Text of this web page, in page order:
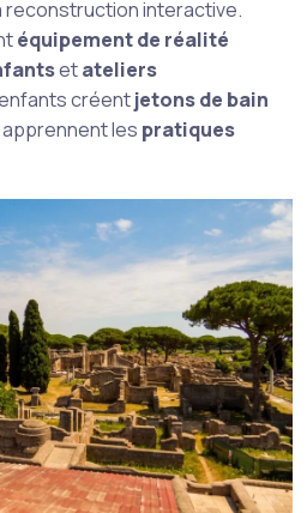
reconstruction interactive.
équipement de réalité
etateliers
créentjetons de bain
les pratiques